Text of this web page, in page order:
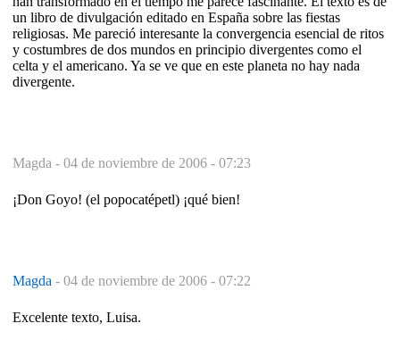
un libro de divulgación editado en España sobre las fiestas
religiosas. Me pareció interesante la convergencia esencial de ritos
y costumbres de dos mundos en principio divergentes como el
celta y el americano. Ya se ve que en este planeta no hay nada
divergente.
Magda - 04 de noviembre de 2006 - 07:23
¡Don Goyo! (el popocatépetl) ¡qué bien!
Magda - 04 de noviembre de 2006 - 07:22
Excelente texto, Luisa.